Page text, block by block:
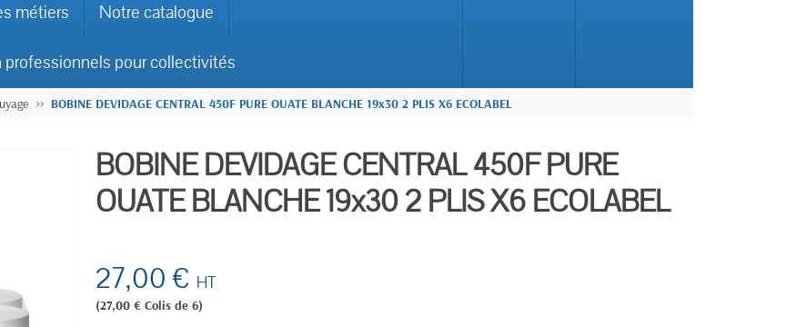
métiers Notre catalogue
pour collectivités
BOBINE DEVIDAGE CENTRAL 450F PURE OUATE BLANCHE 19x30 2 PLIS X6 ECOLABEL
BOBINE DEVIDAGE CENTRAL 450F PURE
OUATE BLANCHE 19x30 2 PLIS X6 ECOLABEL
27,00 € HT
(27,00 € Colis de 6)